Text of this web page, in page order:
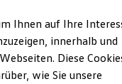
12:00
Uhr
-15:30 Uhr
-10:00 Uhr
Ihnen auf Ihre
innerhalb und
Diese
wie Sie unsere